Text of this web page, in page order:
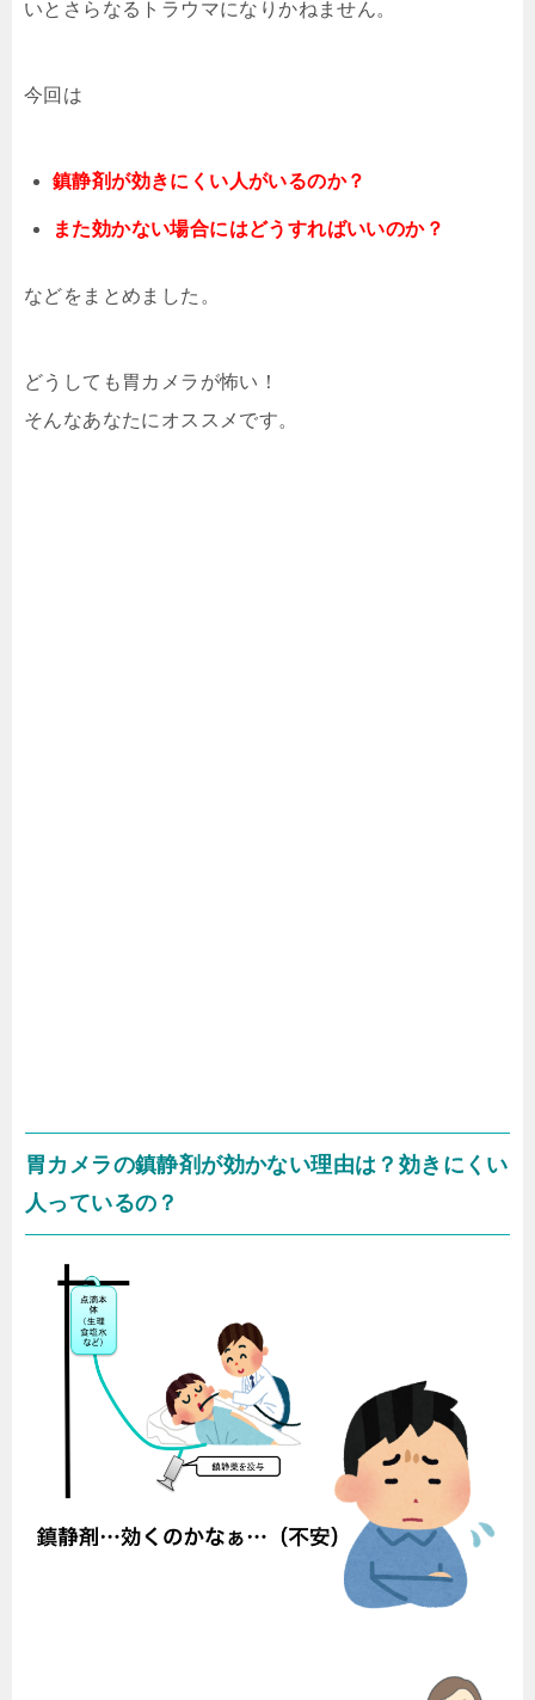
いとさらなるトラウマになりかねません。
今回は
鎮静剤が効きにくい人がいるのか？
また効かない場合にはどうすればいいのか？
などをまとめました。
どうしても胃カメラが怖い！
そんなあなたにオススメです。
胃カメラの鎮静剤が効かない理由は？効きにくい
人っているの？